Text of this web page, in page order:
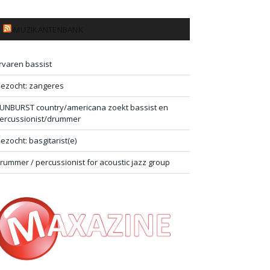
bassist
zangeres
country/americana zoekt bassist en
drummer
basgitarist(e)
/ percussionist for acoustic jazz group